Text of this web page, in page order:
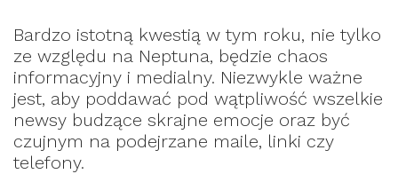
Bardzo istotną kwestią w tym roku, nie tylko
ze względu na Neptuna, będzie chaos
informacyjny i medialny. Niezwykle ważne
jest, aby poddawać pod wątpliwość wszelkie
newsy budzące skrajne emocje oraz być
czujnym na podejrzane maile, linki czy
telefony.